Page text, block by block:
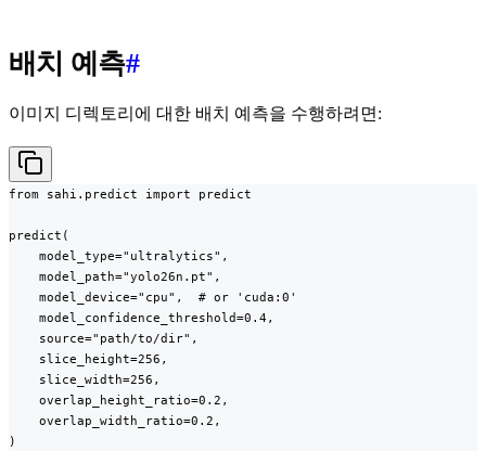
배치 예측#
이미지 디렉토리에 대한 배치 예측을 수행하려면:
from sahi.predict import predict
predict(
    model_type="ultralytics",
    model_path="yolo26n.pt",
    model_device="cpu",  # or 'cuda:0'
    model_confidence_threshold=0.4,
    source="path/to/dir",
    slice_height=256,
    slice_width=256,
    overlap_height_ratio=0.2,
    overlap_width_ratio=0.2,
)